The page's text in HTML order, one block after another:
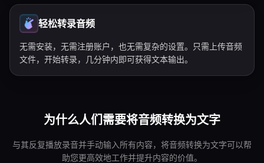
轻松转录音频
无需安装，无需注册账户，也无需复杂的设置。只需上传音频
文件，开始转录，几分钟内即可获得文本输出。
为什么人们需要将音频转换为文字
与其反复播放录音并手动输入所有内容，将音频转换为文字可以帮
助您更高效地工作并提升内容的价值。